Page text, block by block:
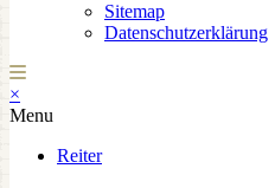
Sitemap
Datenschutzerklärung
×
Menu
Reiter